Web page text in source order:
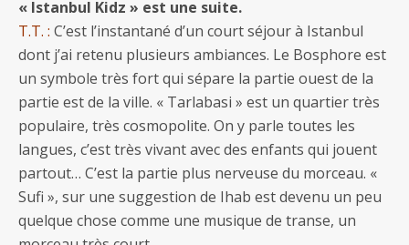
« Istanbul Kidz » est une suite.
T.T. : C’est l’instantané d’un court séjour à Istanbul
dont j’ai retenu plusieurs ambiances. Le Bosphore est
un symbole très fort qui sépare la partie ouest de la
partie est de la ville. « Tarlabasi » est un quartier très
populaire, très cosmopolite. On y parle toutes les
langues, c’est très vivant avec des enfants qui jouent
partout… C’est la partie plus nerveuse du morceau. «
Sufi », sur une suggestion de Ihab est devenu un peu
quelque chose comme une musique de transe, un